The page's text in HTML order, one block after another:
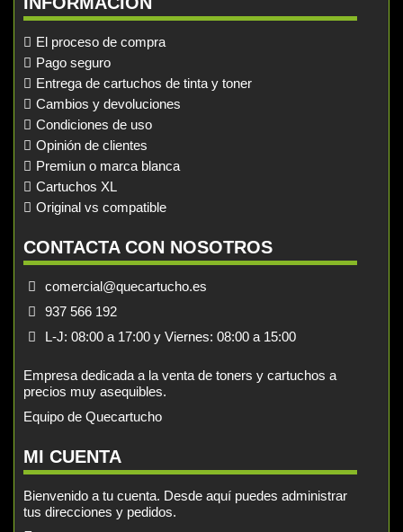
El proceso de compra
Pago seguro
Entrega de cartuchos de tinta y toner
Cambios y devoluciones
Condiciones de uso
Opinión de clientes
Premiun o marca blanca
Cartuchos XL
Original vs compatible
CONTACTA CON NOSOTROS
comercial@quecartucho.es
937 566 192
L-J: 08:00 a 17:00 y Viernes: 08:00 a 15:00
Empresa dedicada a la venta de toners y cartuchos a
precios muy asequibles.
Equipo de Quecartucho
MI CUENTA
Bienvenido a tu cuenta. Desde aquí puedes administrar
tus direcciones y pedidos.